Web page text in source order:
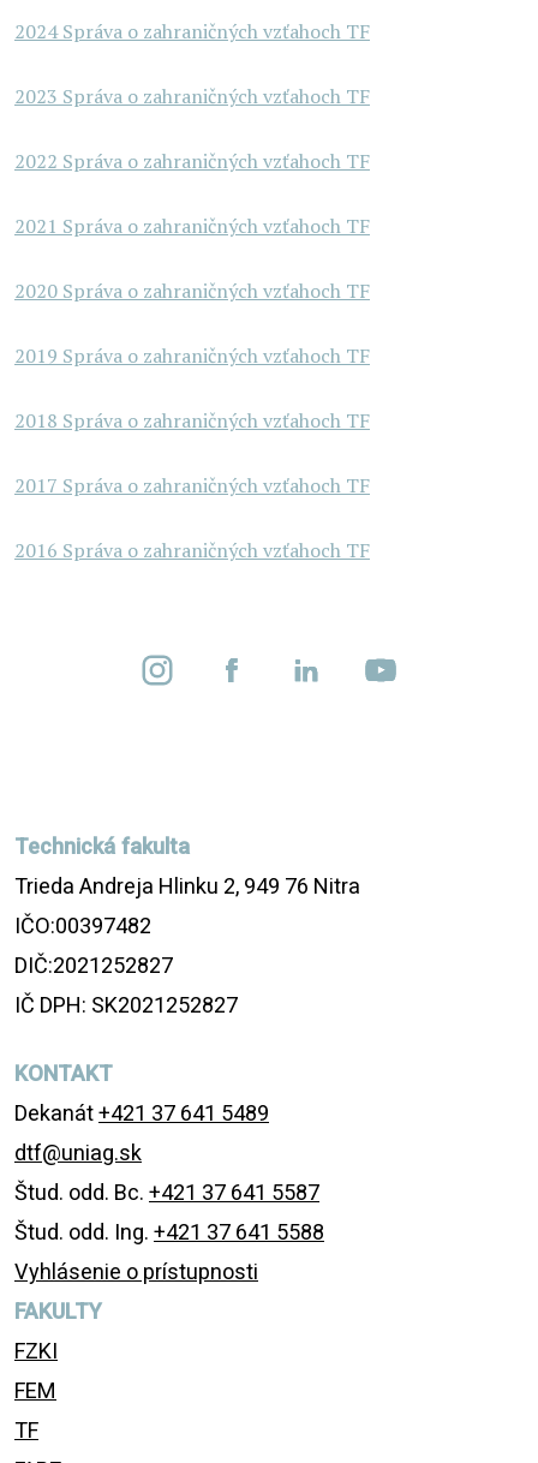
2024 Správa o zahraničných vzťahoch TF
2023 Správa o zahraničných vzťahoch TF
2022 Správa o zahraničných vzťahoch TF
2021 Správa o zahraničných vzťahoch TF
2020 Správa o zahraničných vzťahoch TF
2019 Správa o zahraničných vzťahoch TF
2018 Správa o zahraničných vzťahoch TF
2017 Správa o zahraničných vzťahoch TF
2016 Správa o zahraničných vzťahoch TF
Technická fakulta
Trieda Andreja Hlinku 2, 949 76 Nitra
IČO:00397482
DIČ:2021252827
IČ DPH: SK2021252827
KONTAKT
Dekanát+421 37 641 5489
dtf@uniag.sk
Štud. odd. Bc. +421 37 641 5587
Štud. odd. Ing. +421 37 641 5588
Vyhlásenie o prístupnosti
FAKULTY
FZKI
FEM
TF